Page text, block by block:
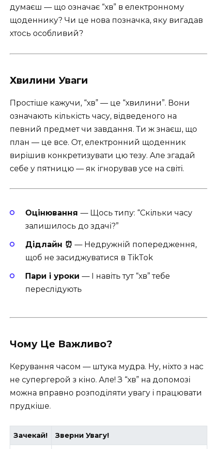
думаєш — що означає “хв” в електронному
щоденнику? Чи це нова позначка, яку вигадав
хтось особливий?
Хвилини Уваги
Простіше кажучи, “хв” — це “хвилини”. Вони
означають кількість часу, відведеного на
певний предмет чи завдання. Ти ж знаєш, що
план — це все. От, електронний щоденник
вирішив конкретизувати цю тезу. Але згадай
себе у пятницю — як ігнорував усе на світі.
Оцінювання — Щось типу: “Скільки часу
залишилось до здачі?”
Дідлайн ⏰ — Недружній попередження,
щоб не засиджуватися в TikTok
Пари і уроки — І навіть тут “хв” тебе
переслідують
Чому Це Важливо?
Керування часом — штука мудра. Ну, ніхто з нас
не супергерой з кіно. Але! З “хв” на допомозі
можна вправно розподіляти увагу і працювати
прудкіше.
Зачекай! Зверни Увагу!